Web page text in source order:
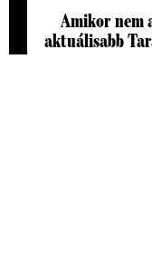
Amikor nem
aktuálisabb